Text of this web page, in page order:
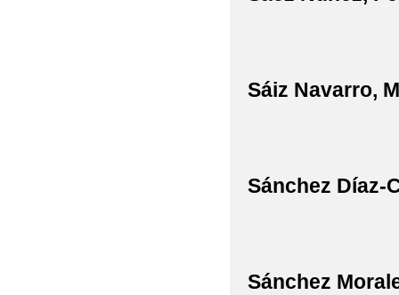
Sáiz Navarro,
Sánchez Díaz-
Sánchez